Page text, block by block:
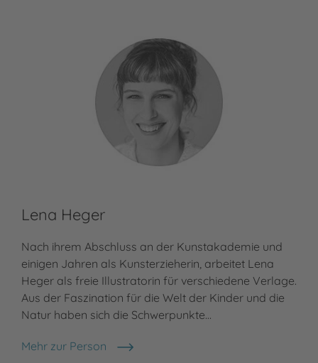
Lena Heger
Nach ihrem Abschluss an der Kunstakademie und
einigen Jahren als Kunsterzieherin, arbeitet Lena
Heger als freie Illustratorin für verschiedene Verlage.
Aus der Faszination für die Welt der Kinder und die
Natur haben sich die Schwerpunkte…
Mehr zur Person
Lena Heger